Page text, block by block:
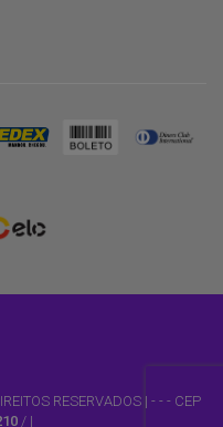
RESERVADOS | - - - CEP
/ |